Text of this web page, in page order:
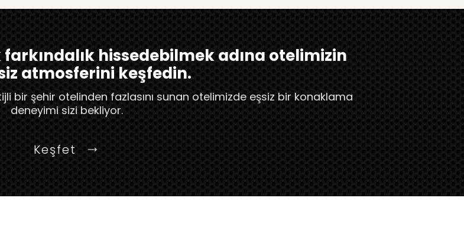
farkındalık hissedebilmek adına otelimizin
atmosferini keşfedin.
bir şehir otelinden fazlasını sunan otelimizde eşsiz bir konaklama
deneyimi sizi bekliyor.
Keşfet